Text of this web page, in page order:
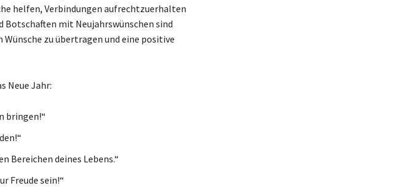
helfen, Verbindungen aufrechtzuerhalten
Botschaften mit Neujahrswünschen sind
zu übertragen und eine positive
Neue Jahr:
bringen!“
Bereichen deines Lebens.“
Freude sein!“